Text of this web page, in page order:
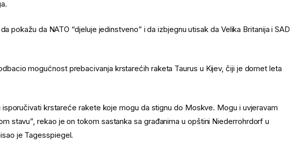
pokažu da NATO “djeluje jedinstveno” i da izbjegnu utisak da Velika Britanija i SAD
mogućnost prebacivanja krstarećih raketa Taurus u Kijev, čiji je domet leta
krstareće rakete koje mogu da stignu do Moskve. Mogu i uvjeravam
stavu”, rekao je on tokom sastanka sa građanima u opštini Niederrohrdorf u
je Tagesspiegel.